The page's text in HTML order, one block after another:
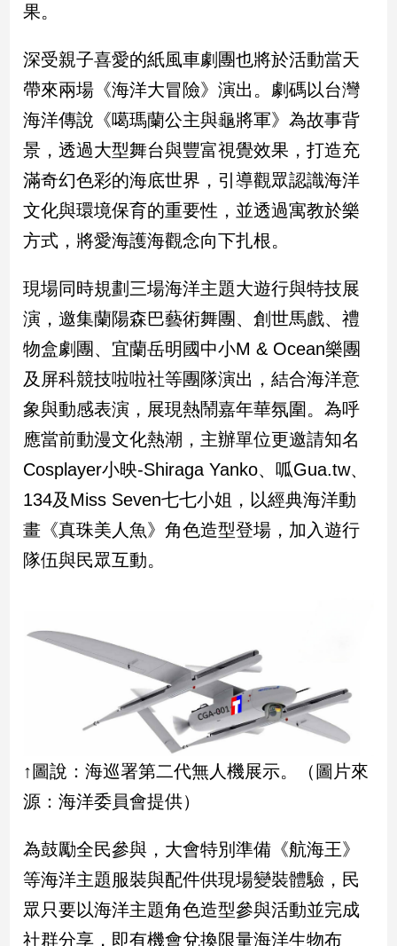
點
南
台
灣
觀
點
樂
星
聞
流
行/
時
星
生
活
建
內
星
座/
命
消
費
健
親
果。
深受親子喜愛的紙風車劇團也將於活動當天
帶來兩場《海洋大冒險》演出。劇碼以台灣
海洋傳說《噶瑪蘭公主與龜將軍》為故事背
景，透過大型舞台與豐富視覺效果，打造充
滿奇幻色彩的海底世界，引導觀眾認識海洋
文化與環境保育的重要性，並透過寓教於樂
方式，將愛海護海觀念向下扎根。
現場同時規劃三場海洋主題大遊行與特技展
演，邀集蘭陽森巴藝術舞團、創世馬戲、禮
物盒劇團、宜蘭岳明國中小M & Ocean樂團
及屏科競技啦啦社等團隊演出，結合海洋意
象與動感表演，展現熱鬧嘉年華氛圍。為呼
應當前動漫文化熱潮，主辦單位更邀請知名
Cosplayer小映-Shiraga Yanko、呱Gua.tw、
134及Miss Seven七七小姐，以經典海洋動
畫《真珠美人魚》角色造型登場，加入遊行
隊伍與民眾互動。
↑圖說：海巡署第二代無人機展示。（圖片來
源：海洋委員會提供）
為鼓勵全民參與，大會特別準備《航海王》
等海洋主題服裝與配件供現場變裝體驗，民
眾只要以海洋主題角色造型參與活動並完成
社群分享，即有機會兌換限量海洋生物布